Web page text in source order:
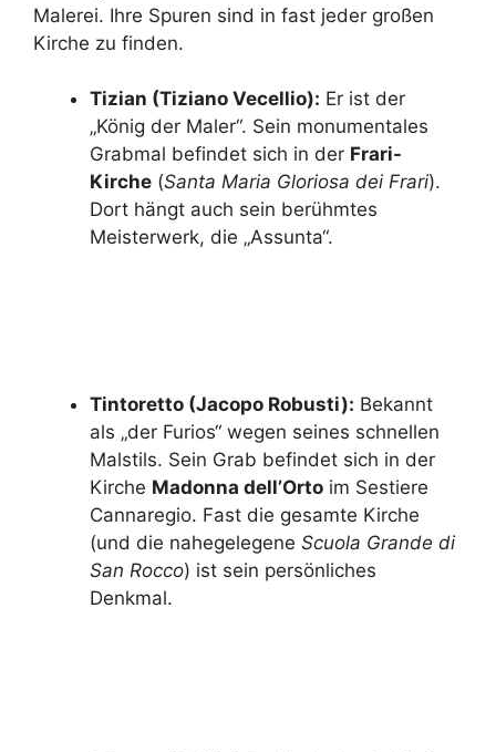
Malerei. Ihre Spuren sind in fast jeder großen
Kirche zu finden.
Tizian (Tiziano Vecellio): Er ist der
„König der Maler“. Sein monumentales
Grabmal befindet sich in der Frari-
Kirche (Santa Maria Gloriosa dei Frari).
Dort hängt auch sein berühmtes
Meisterwerk, die „Assunta“.
Tintoretto (Jacopo Robusti): Bekannt
als „der Furios“ wegen seines schnellen
Malstils. Sein Grab befindet sich in der
Kirche Madonna dell’Orto im Sestiere
Cannaregio. Fast die gesamte Kirche
(und die nahegelegene Scuola Grande di
San Rocco) ist sein persönliches
Denkmal.